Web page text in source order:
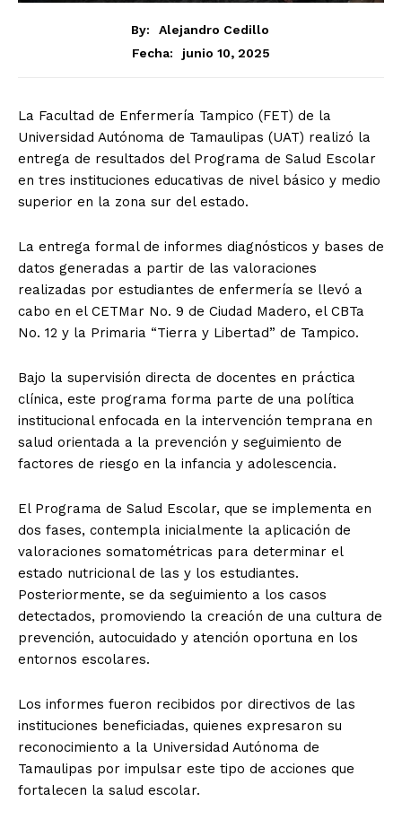
By:
Alejandro Cedillo
Fecha:
junio 10, 2025
La Facultad de Enfermería Tampico (FET) de la
Universidad Autónoma de Tamaulipas (UAT) realizó la
entrega de resultados del Programa de Salud Escolar
en tres instituciones educativas de nivel básico y medio
superior en la zona sur del estado.
La entrega formal de informes diagnósticos y bases de
datos generadas a partir de las valoraciones
realizadas por estudiantes de enfermería se llevó a
cabo en el CETMar No. 9 de Ciudad Madero, el CBTa
No. 12 y la Primaria “Tierra y Libertad” de Tampico.
Bajo la supervisión directa de docentes en práctica
clínica, este programa forma parte de una política
institucional enfocada en la intervención temprana en
salud orientada a la prevención y seguimiento de
factores de riesgo en la infancia y adolescencia.
El Programa de Salud Escolar, que se implementa en
dos fases, contempla inicialmente la aplicación de
valoraciones somatométricas para determinar el
estado nutricional de las y los estudiantes.
Posteriormente, se da seguimiento a los casos
detectados, promoviendo la creación de una cultura de
prevención, autocuidado y atención oportuna en los
entornos escolares.
Los informes fueron recibidos por directivos de las
instituciones beneficiadas, quienes expresaron su
reconocimiento a la Universidad Autónoma de
Tamaulipas por impulsar este tipo de acciones que
fortalecen la salud escolar.